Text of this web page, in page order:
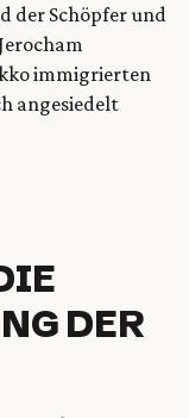
der Schöpfer und
immigrierten
angesiedelt
DER